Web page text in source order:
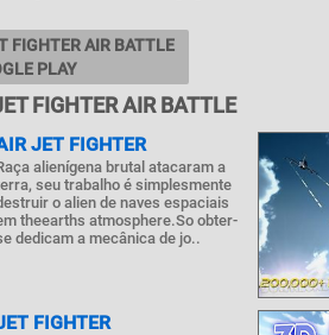
FIGHTER AIR BATTLE
PLAY
FIGHTER AIR BATTLE
JET FIGHTER
alienígena brutal atacaram a
seu trabalho é simplesmente
o alien de naves espaciais
theearths atmosphere.So obter-
dedicam a mecânica de jo..
FIGHTER